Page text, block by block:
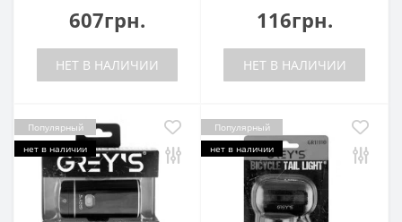
607грн.
НЕТ В НАЛИЧИИ
116грн.
НЕТ В НАЛИЧИИ
Популярный
нет в наличии
Популярный
нет в наличии